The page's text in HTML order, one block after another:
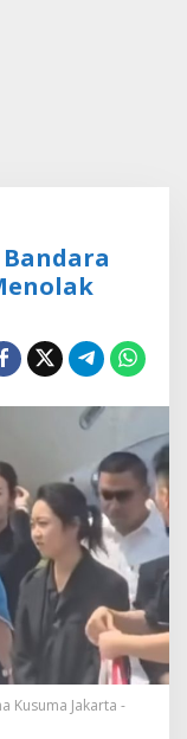
Kusuma Jakarta -